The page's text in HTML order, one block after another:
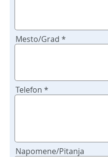
Mesto/Grad
Telefon
Napomene/Pitanja